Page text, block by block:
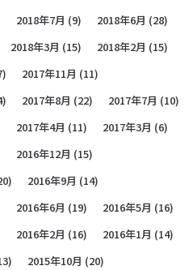
2018年7月 (9) 2018年6月 (28)
2018年3月 (15) 2018年2月 (15)
2017年11月 (11)
2017年8月 (22) 2017年7月 (10)
2017年4月 (11) 2017年3月 (6)
2016年12月 (15)
2016年9月 (14)
2016年6月 (19) 2016年5月 (16)
2016年2月 (16) 2016年1月 (14)
2015年10月 (20)